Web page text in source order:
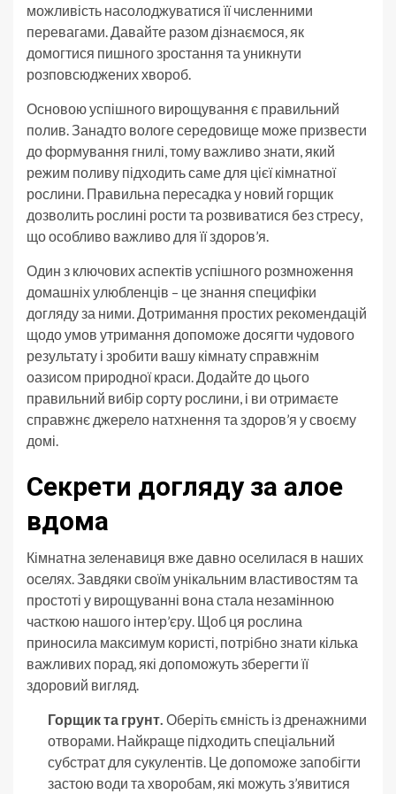
можливість насолоджуватися її численними
перевагами. Давайте разом дізнаємося, як
домогтися пишного зростання та уникнути
розповсюджених хвороб.
Основою успішного вирощування є правильний
полив. Занадто вологе середовище може призвести
до формування гнилі, тому важливо знати, який
режим поливу підходить саме для цієї кімнатної
рослини. Правильна пересадка у новий горщик
дозволить рослині рости та розвиватися без стресу,
що особливо важливо для її здоров’я.
Один з ключових аспектів успішного розмноження
домашніх улюбленців – це знання специфіки
догляду за ними. Дотримання простих рекомендацій
щодо умов утримання допоможе досягти чудового
результату і зробити вашу кімнату справжнім
оазисом природної краси. Додайте до цього
правильний вибір сорту рослини, і ви отримаєте
справжнє джерело натхнення та здоров’я у своєму
домі.
Секрети догляду за алое
вдома
Кімнатна зеленавиця вже давно оселилася в наших
оселях. Завдяки своїм унікальним властивостям та
простоті у вирощуванні вона стала незамінною
часткою нашого інтер’єру. Щоб ця рослина
приносила максимум користі, потрібно знати кілька
важливих порад, які допоможуть зберегти її
здоровий вигляд.
Горщик та грунт. Оберіть ємність із дренажними
отворами. Найкраще підходить спеціальний
субстрат для сукулентів. Це допоможе запобігти
застою води та хворобам, які можуть з’явитися